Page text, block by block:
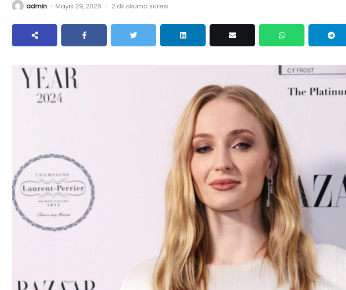
admin - Mayıs 29, 2026 - 2 dk okuma süresi